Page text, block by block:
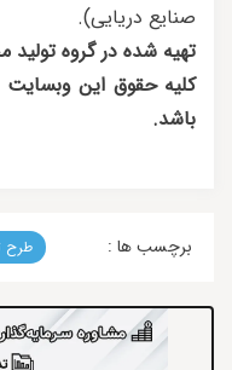
صنایع دریایی).
تهیه شده در گروه
کلیه حقوق این
باشد.
برچسب ها : طرح